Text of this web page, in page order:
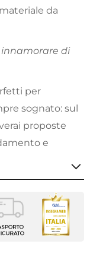
da
di
per
sognato: sul
proposte
e